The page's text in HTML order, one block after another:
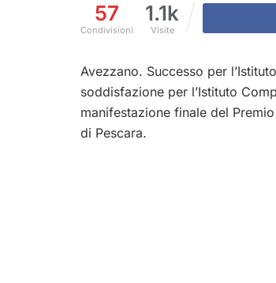
57
Condivisioni
1.1k
Visite
Avezzano. Successo per
soddisfazione per l’Istituto
manifestazione finale del
di Pescara.